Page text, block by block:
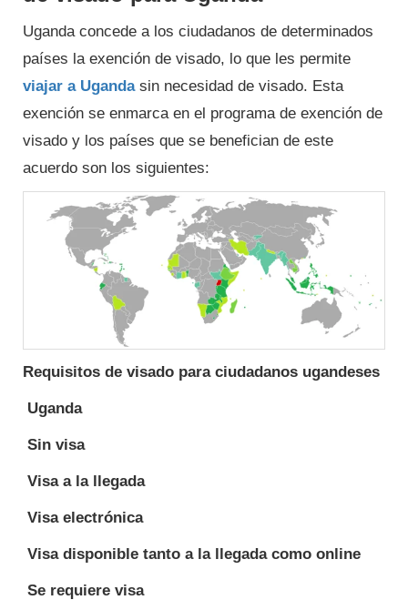
Uganda concede a los ciudadanos de determinados
países la exención de visado, lo que les permite
viajar a Ugandasin necesidad de visado. Esta
exención se enmarca en el programa de exención de
visado y los países que se benefician de este
acuerdo son los siguientes:
Requisitos de visado para ciudadanos ugandeses
Uganda
Sin visa
Visa a la llegada
Visa electrónica
Visa disponible tanto a la llegada como online
Se requiere visa